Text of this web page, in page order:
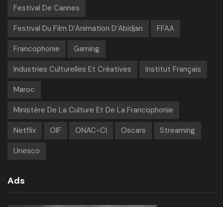
Festival De Cannes
Festival Du Film D’Animation D’Abidjan FFAA
Francophonie Gaming
Industries Culturelles Et Créatives Institut Français
Maroc
Ministère De La Culture Et De La Francophonie
Netflix OIF ONAC-CI Oscars Streaming
Unesco
Ads